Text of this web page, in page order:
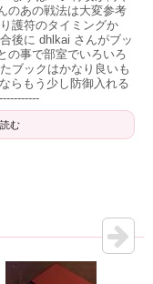
のあの戦法は大変参考
護符のタイミングか
後に dhlkai さんがブッ
の事で部室でいろいろ
ブックはかなり良いも
らもう少し防御入れる
む